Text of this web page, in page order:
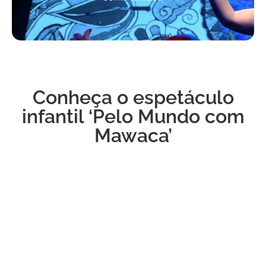
Conheça o espetáculo
infantil ‘Pelo Mundo com
Mawaca’